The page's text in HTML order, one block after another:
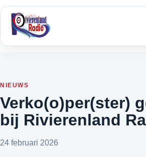
NIEUWS
Verko(o)per(ster)
bij Rivierenland
24 februari 2026